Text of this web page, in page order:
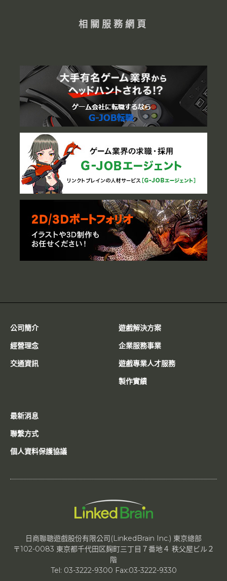
相關服務網頁
公司簡介
經營理念
交通資訊
遊戲解決方案
企業服務事業
遊戲專業人才服務
製作實績
最新消息
聯繫方式
個人資料保護協議
日商聯聰遊戲股份有限公司(LinkedBrain Inc.) 東京總部
〒102-0083 東京都千代田区麹町三丁目７番地４ 秩父屋ビル２
階
Tel: 03-3222-9300 Fax:03-3222-9330